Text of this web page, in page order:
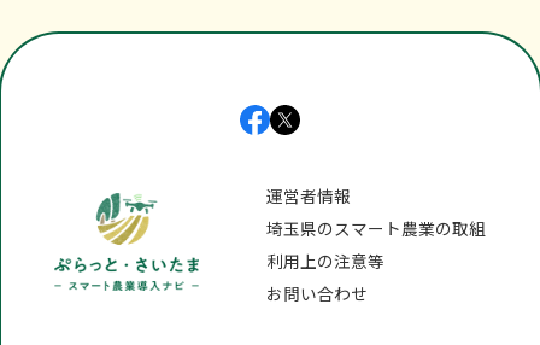
運営者情報
埼玉県のスマート農業の取組
利用上の注意等
お問い合わせ